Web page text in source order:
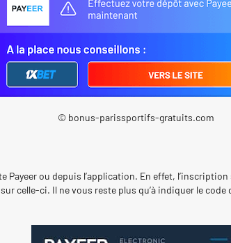
© bonus-parissportifs-gratuits.com
ou depuis l’application. En effet,
celle-ci. Il ne vous reste plus qu’à indiquer le